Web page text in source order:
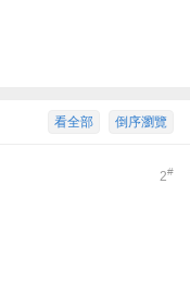
倒序瀏覽
看全部
2#